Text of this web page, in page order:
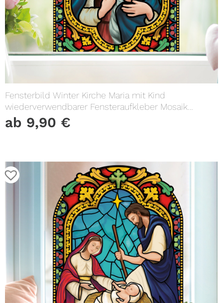
Fensterbild Winter Kirche Maria mit Kind
wiederverwendbarer Fensteraufkleber Mosaik
Weihnachten
ab 9,90 €